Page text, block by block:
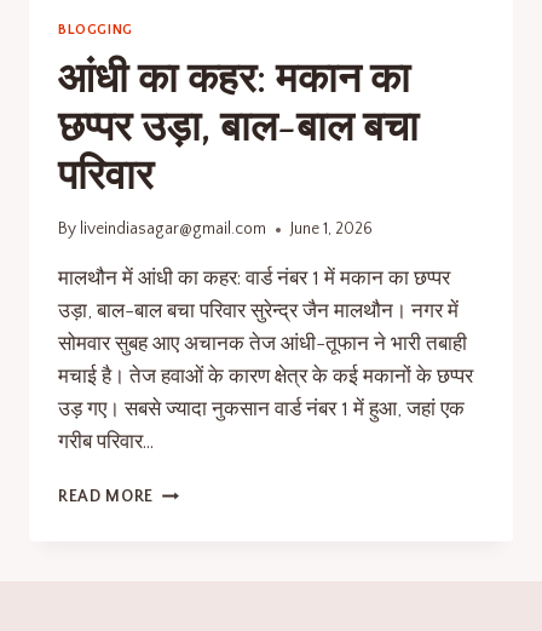
BLOGGING
आंधी का कहर: मकान का
छप्पर उड़ा, बाल-बाल बचा
परिवार
By liveindiasagar@gmail.com June 1, 2026
मालथौन में आंधी का कहर: वार्ड नंबर 1 में मकान का छप्पर
उड़ा, बाल-बाल बचा परिवार सुरेन्द्र जैन मालथौन। नगर में
सोमवार सुबह आए अचानक तेज आंधी-तूफान ने भारी तबाही
मचाई है। तेज हवाओं के कारण क्षेत्र के कई मकानों के छप्पर
उड़ गए। सबसे ज्यादा नुकसान वार्ड नंबर 1 में हुआ, जहां एक
गरीब परिवार…
READ MORE